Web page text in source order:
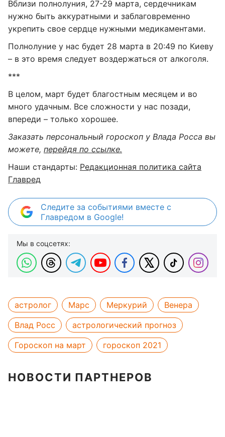
Вблизи полнолуния, 27-29 марта, сердечникам
нужно быть аккуратными и заблаговременно
укрепить свое сердце нужными медикаментами.
Полнолуние у нас будет 28 марта в 20:49 по Киеву
– в это время следует воздержаться от алкоголя.
***
В целом, март будет благостным месяцем и во
много удачным. Все сложности у нас позади,
впереди – только хорошее.
Заказать персональный гороскоп у Влада Росса вы
можете, перейдя по ссылке.
Наши стандарты: Редакционная политика сайта
Главред
Следите за событиями вместе с
Главредом в Google!
Мы в соцсетях:
астролог Марс Меркурий
Венера
Влад Росс
астрологический прогноз
Гороскоп на март
гороскоп 2021
НОВОСТИ ПАРТНЕРОВ